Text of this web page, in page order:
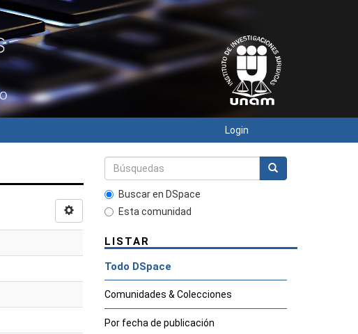
Login
Buscar en DSpace
Esta comunidad
LISTAR
Todo DSpace
Comunidades & Colecciones
Por fecha de publicación